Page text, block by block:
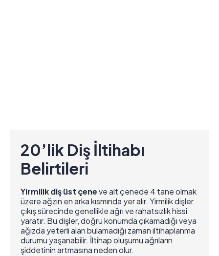
20’lik Diş İltihabı
Belirtileri
Yirmilik diş üst çeneve alt çenede 4 tane olmak
üzere ağzın en arka kısmında yer alır. Yirmilik dişler
çıkış sürecinde genellikle ağrı ve rahatsızlık hissi
yaratır. Bu dişler, doğru konumda çıkamadığı veya
ağızda yeterli alan bulamadığı zaman iltihaplanma
durumu yaşanabilir. İltihap oluşumu ağrıların
şiddetinin artmasına neden olur.